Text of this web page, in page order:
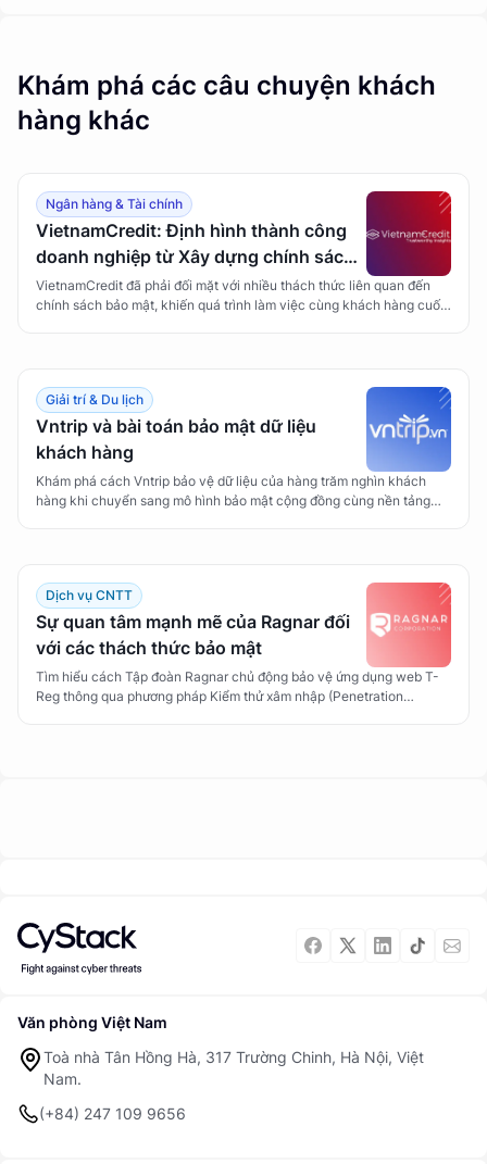
Khám phá các câu chuyện khách
hàng khác
Ngân hàng & Tài chính
VietnamCredit: Định hình thành công
doanh nghiệp từ Xây dựng chính sách
bảo mật
VietnamCredit đã phải đối mặt với nhiều thách thức liên quan đến
chính sách bảo mật, khiến quá trình làm việc cùng khách hàng cuối
Giải trí & Du lịch
Vntrip và bài toán bảo mật dữ liệu
khách hàng
Khám phá cách Vntrip bảo vệ dữ liệu của hàng trăm nghìn khách
hàng khi chuyển sang mô hình bảo mật cộng đồng cùng nền tảng
Dịch vụ CNTT
Sự quan tâm mạnh mẽ của Ragnar đối
với các thách thức bảo mật
Tìm hiểu cách Tập đoàn Ragnar chủ động bảo vệ ứng dụng web T-
Reg thông qua phương pháp Kiểm thử xâm nhập (Penetration
Văn phòng Việt Nam
Toà nhà Tân Hồng Hà, 317 Trường Chinh, Hà Nội, Việt
Nam.
(+84) 247 109 9656